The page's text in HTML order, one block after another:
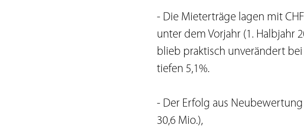
- Die Mieterträge lagen mit
unter dem Vorjahr (1. Halbjahr
blieb praktisch unverändert bei
tiefen 5,1%.
- Der Erfolg aus Neubewertung
30,6 Mio.),